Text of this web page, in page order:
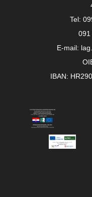
Tel:
091
E-mail:
IBAN: